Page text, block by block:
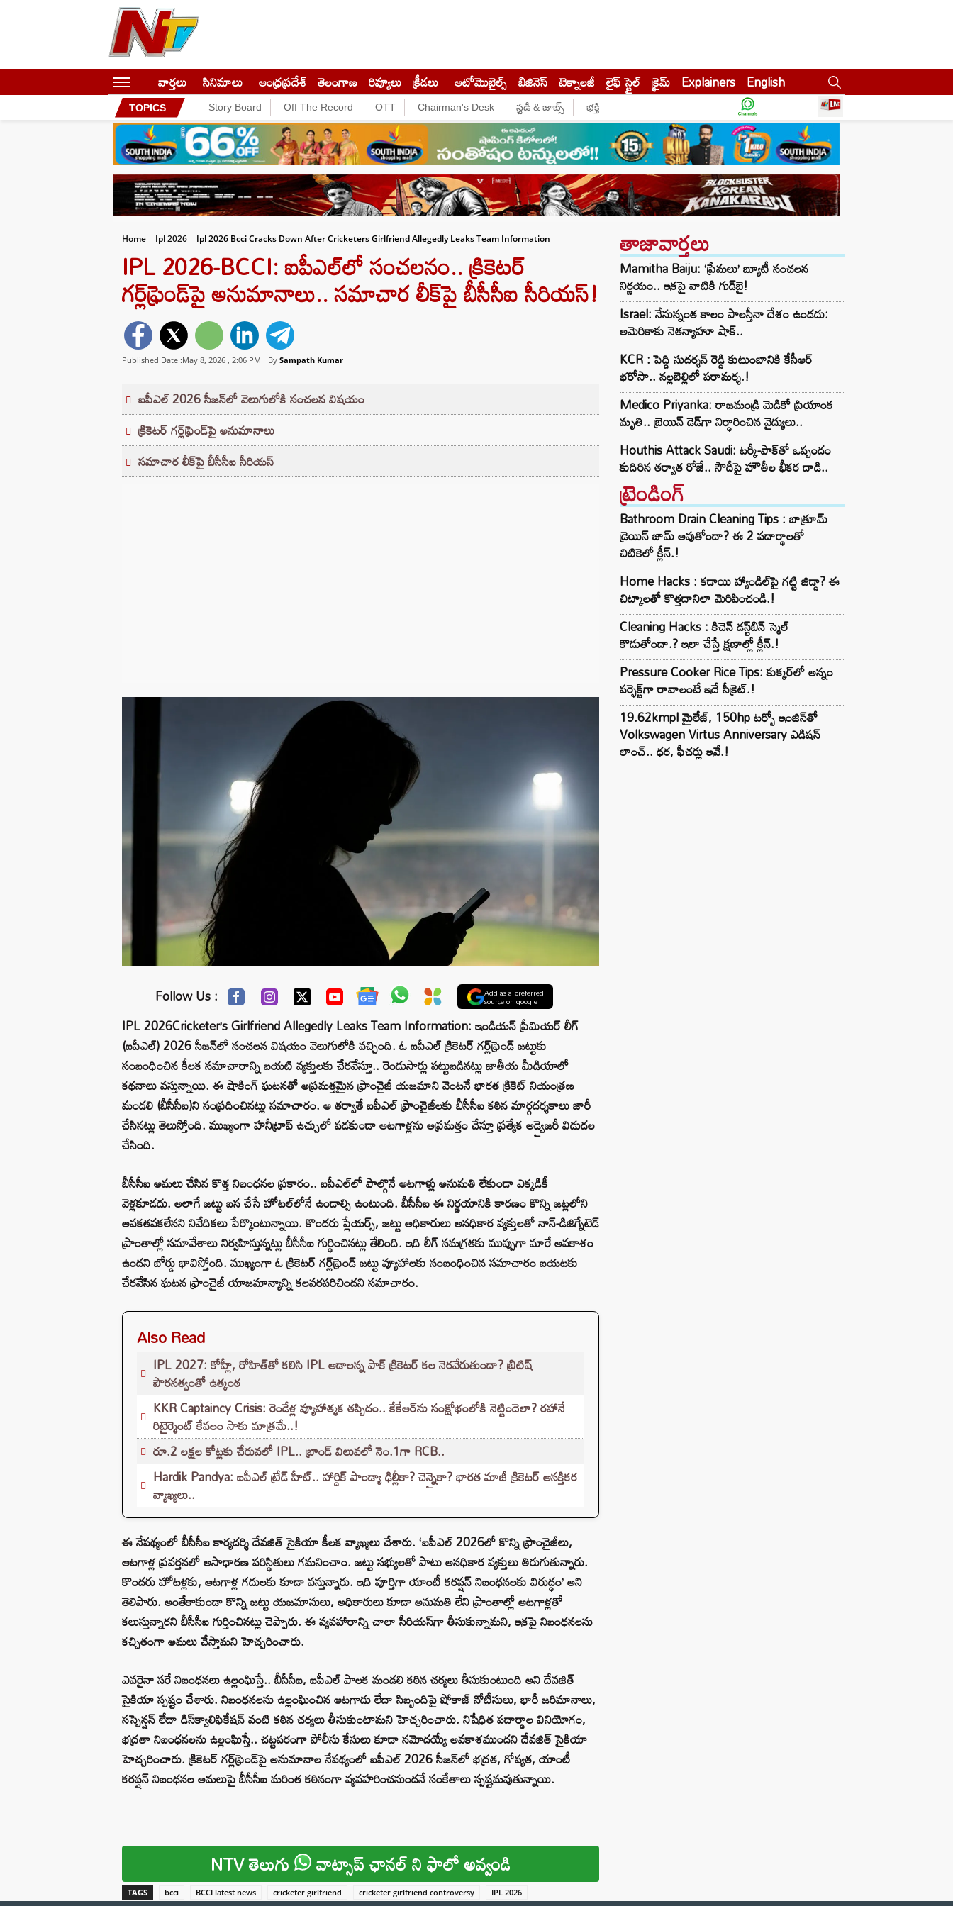
వార్తలు సినిమాలు ఆంధ్రప్రదేశ్ తెలంగాణ రివ్యూలు క్రీడలు ఆటోమొబైల్స్ బిజినెస్‌ టెక్నాలజీ లైఫ్ స్టైల్ క్రైమ్ Explainers English
TOPICS Story Board Off The Record OTT Chairman's Desk స్టడీ & జాబ్స్ భక్తి
Home Ipl 2026 Ipl 2026 Bcci Cracks Down After Cricketers Girlfriend Allegedly Leaks Team Information
IPL 2026-BCCI: ఐపీఎల్‌లో సంచలనం.. క్రికెటర్
గర్ల్‌ఫ్రెండ్‌పై అనుమానాలు.. సమాచార లీక్‌పై బీసీసీఐ సీరియస్!
Published Date :May 8, 2026 , 2:06 PM By Sampath Kumar
ఐపీఎల్ 2026 సీజన్‌లో వెలుగులోకి సంచలన విషయం
క్రికెటర్ గర్ల్‌ఫ్రెండ్‌పై అనుమానాలు
సమాచార లీక్‌పై బీసీసీఐ సీరియస్
Follow Us : Add as a preferred
source on google
IPL 2026Cricketer’s Girlfriend Allegedly Leaks Team Information: ఇండియన్ ప్రీమియర్ లీగ్
(ఐపీఎల్) 2026 సీజన్‌లో సంచలన విషయం వెలుగులోకి వచ్చింది. ఓ ఐపీఎల్ క్రికెటర్ గర్ల్‌ఫ్రెండ్ జట్టుకు
సంబంధించిన కీలక సమాచారాన్ని బయటి వ్యక్తులకు చేరవేస్తూ.. రెండుసార్లు పట్టుబడినట్లు జాతీయ మీడియాలో
కథనాలు వస్తున్నాయి. ఈ షాకింగ్ ఘటనతో అప్రమత్తమైన ఫ్రాంచైజీ యజమాని వెంటనే భారత క్రికెట్ నియంత్రణ
మండలి (బీసీసీఐ)ని సంప్రదించినట్లు సమాచారం. ఆ తర్వాతే ఐపీఎల్ ఫ్రాంచైజీలకు బీసీసీఐ కఠిన మార్గదర్శకాలు జారీ
చేసినట్లు తెలుస్తోంది. ముఖ్యంగా హనీట్రాప్‌ ఉచ్చులో పడకుండా ఆటగాళ్లను అప్రమత్తం చేస్తూ ప్రత్యేక అడ్వైజరీ విడుదల
చేసింది.
బీసీసీఐ అమలు చేసిన కొత్త నిబంధనల ప్రకారం.. ఐపీఎల్‌లో పాల్గొనే ఆటగాళ్లు అనుమతి లేకుండా ఎక్కడికీ
వెళ్లకూడదు. అలాగే జట్టు బస చేసే హోటల్‌లోనే ఉండాల్సి ఉంటుంది. బీసీసీఐ ఈ నిర్ణయానికి కారణం కొన్ని జట్లలోని
అవకతవకలేనని నివేదికలు పేర్కొంటున్నాయి. కొందరు ప్లేయర్స్, జట్టు అధికారులు అనధికార వ్యక్తులతో నాన్-డిజిగ్నేటెడ్
ప్రాంతాల్లో సమావేశాలు నిర్వహిస్తున్నట్లు బీసీసీఐ గుర్థించినట్లు తేలింది. ఇది లీగ్ సమగ్రతకు ముప్పుగా మారే అవకాశం
ఉందని బోర్డు భావిస్తోంది. ముఖ్యంగా ఓ క్రికెటర్ గర్ల్‌ఫ్రెండ్ జట్టు వ్యూహాలకు సంబంధించిన సమాచారం బయటకు
చేరవేసిన ఘటన ఫ్రాంచైజీ యాజమాన్యాన్ని కలవరపరిచిందని సమాచారం.
Also Read
IPL 2027: కోహ్లీ, రోహిత్‌తో కలిసి IPL ఆడాలన్న పాక్‌ క్రికెటర్‌ కల నెరవేరుతుందా? బ్రిటిష్
పౌరసత్వంతో ఉత్కంఠ
KKR Captaincy Crisis: రెండేళ్ల వ్యూహాత్మక తప్పిదం.. కేకేఆర్‌ను సంక్షోభంలోకి నెట్టిందెలా? రహానే
రిటైర్మెంట్ కేవలం సాకు మాత్రమే..!
రూ.2 లక్షల కోట్లకు చేరువలో IPL.. బ్రాండ్ విలువలో నెం.1గా RCB..
Hardik Pandya: ఐపీఎల్ ట్రేడ్ హీట్.. హార్దిక్ పాండ్యా ఢిల్లీకా? చెన్నైకా? భారత మాజీ క్రికెటర్ ఆసక్తికర
వ్యాఖ్యలు..
ఈ నేపథ్యంలో బీసీసీఐ కార్యదర్శి దేవజిత్ సైకియా కీలక వ్యాఖ్యలు చేశారు. ‘ఐపీఎల్ 2026లో కొన్ని ఫ్రాంచైజీలు,
ఆటగాళ్ల ప్రవర్తనలో అసాధారణ పరిస్థితులు గమనించాం. జట్టు సభ్యులతో పాటు అనధికార వ్యక్తులు తిరుగుతున్నారు.
కొందరు హోటళ్లకు, ఆటగాళ్ల గదులకు కూడా వస్తున్నారు. ఇది పూర్తిగా యాంటీ కరప్షన్ నిబంధనలకు విరుద్ధం’ అని
తెలిపారు. అంతేకాకుండా కొన్ని జట్టు యజమానులు, అధికారులు కూడా అనుమతి లేని ప్రాంతాల్లో ఆటగాళ్లతో
కలుస్తున్నారని బీసీసీఐ గుర్తించినట్లు చెప్పారు. ఈ వ్యవహారాన్ని చాలా సీరియస్‌గా తీసుకున్నామని, ఇకపై నిబంధనలను
కచ్చితంగా అమలు చేస్తామని హెచ్చరించారు.
ఎవరైనా సరే నిబంధనలు ఉల్లంఘిస్తే.. బీసీసీఐ, ఐపీఎల్ పాలక మండలి కఠిన చర్యలు తీసుకుంటుంది అని దేవజిత్
సైకియా స్పష్టం చేశారు. నిబంధనలను ఉల్లంఘించిన ఆటగాడు లేదా సిబ్బందిపై షోకాజ్‌ నోటీసులు, భారీ జరిమానాలు,
సస్పెన్షన్‌ లేదా డిస్‌క్వాలిఫికేషన్ వంటి కఠిన చర్యలు తీసుకుంటామని హెచ్చరించారు. నిషేధిత పదార్థాల వినియోగం,
భద్రతా నిబంధనలను ఉల్లంఘిస్తే.. చట్టపరంగా పోలీసు కేసులు కూడా నమోదయ్యే అవకాశముందని దేవజిత్ సైకియా
హెచ్చరించారు. క్రికెటర్ గర్ల్‌ఫ్రెండ్‌పై అనుమానాల నేపథ్యంలో ఐపీఎల్ 2026 సీజన్‌లో భద్రత, గోప్యత, యాంటీ
కరప్షన్ నిబంధనల అమలుపై బీసీసీఐ మరింత కఠినంగా వ్యవహరించనుందనే సంకేతాలు స్పష్టమవుతున్నాయి.
NTV తెలుగు వాట్సాప్ ఛానల్ ని ఫాలో అవ్వండి
TAGS bcci BCCI latest news cricketer girlfriend cricketer girlfriend controversy IPL 2026
తాజావార్తలు
Mamitha Baiju: ‘ప్రేమలు’ బ్యూటీ సంచలన
నిర్ణయం.. ఇకపై వాటికి గుడ్‌బై!
Israel: నేనున్నంత కాలం పాలస్తీనా దేశం ఉండదు:
అమెరికాకు నెతన్యాహూ షాక్..
KCR : పెద్ది సుదర్శన్ రెడ్డి కుటుంబానికి కేసీఆర్
భరోసా.. నల్లబెల్లిలో పరామర్శ.!
Medico Priyanka: రాజమండ్రి మెడికో ప్రియాంక
మృతి.. బ్రెయిన్ డెడ్‌గా నిర్ధారించిన వైద్యులు..
Houthis Attack Saudi: టర్కీ-పాక్‌తో ఒప్పందం
కుదిరిన తర్వాత రోజే.. సౌదీపై హౌతీల భీకర దాడి..
ట్రెండింగ్‌
Bathroom Drain Cleaning Tips : బాత్రూమ్
డ్రెయిన్ జామ్ అవుతోందా? ఈ 2 పదార్థాలతో
చిటికెలో క్లీన్.!
Home Hacks : కడాయి హ్యాండిల్‌పై గట్టి జిడ్డా? ఈ
చిట్కాలతో కొత్తదానిలా మెరిపించండి.!
Cleaning Hacks : కిచెన్ డస్ట్‌బిన్ స్మెల్
కొడుతోందా.? ఇలా చేస్తే క్షణాల్లో క్లీన్.!
Pressure Cooker Rice Tips: కుక్కర్‌లో అన్నం
పర్ఫెక్ట్‌గా రావాలంటే ఇదే సీక్రెట్.!
19.62kmpl మైలేజ్, 150hp టర్బో ఇంజిన్‌తో
Volkswagen Virtus Anniversary ఎడిషన్
లాంచ్.. ధర, ఫీచర్లు ఇవే.!